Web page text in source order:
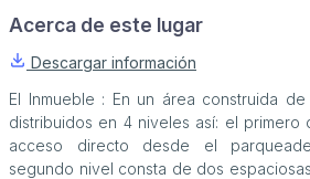
Acerca de este lugar
Descargar información
El Inmueble : En un área construida
distribuidos en 4 niveles así: el
acceso directo desde el
segundo nivel consta de dos